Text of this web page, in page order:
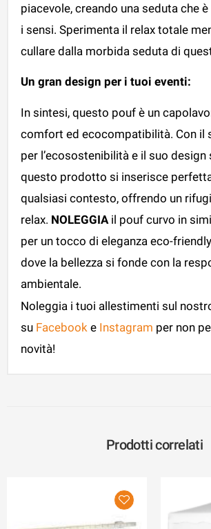
piacevole, creando una seduta che
i sensi. Sperimenta il relax totale
cullare dalla morbida seduta di
Un gran design per i tuoi eventi:
In sintesi, questo pouf è un
comfort ed ecocompatibilità. Con il
per l’ecosostenibilità e il suo design
questo prodotto si inserisce
qualsiasi contesto, offrendo un
relax. NOLEGGIA il pouf curvo in
per un tocco di eleganza eco-
dove la bellezza si fonde con la
ambientale.
Noleggia i tuoi allestimenti sul
su Facebook e Instagram per non
novità!
Prodotti correlati